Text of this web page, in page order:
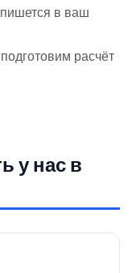
в ваш
расчёт
у нас в